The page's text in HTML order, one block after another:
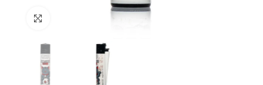
Zum Vergrössern anklicken